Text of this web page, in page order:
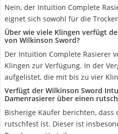
Nein, der Intuition Complete
eignet sich sowohl für die
Über wie viele Klingen verfügt
von Wilkinson Sword?
Der Intuition Complete Rasierer
Klingen zur Verfügung. In der
aufgelistet, die mit bis zu vier
Verfügt der Wilkinson Sword
Damenrasierer über einen
Bisherige Käufer berichten,
rutschfest ist. Dieser ist